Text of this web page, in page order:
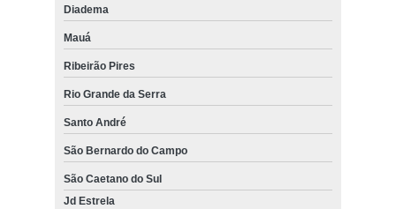
Diadema
Mauá
Ribeirão Pires
Rio Grande da Serra
Santo André
São Bernardo do Campo
São Caetano do Sul
Jd Estrela